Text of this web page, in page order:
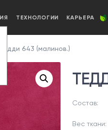
ТЕХНОЛОГИИ КАРЬЕРА
Тедди 643 (малинов.)
Состав:
Вес ткани: